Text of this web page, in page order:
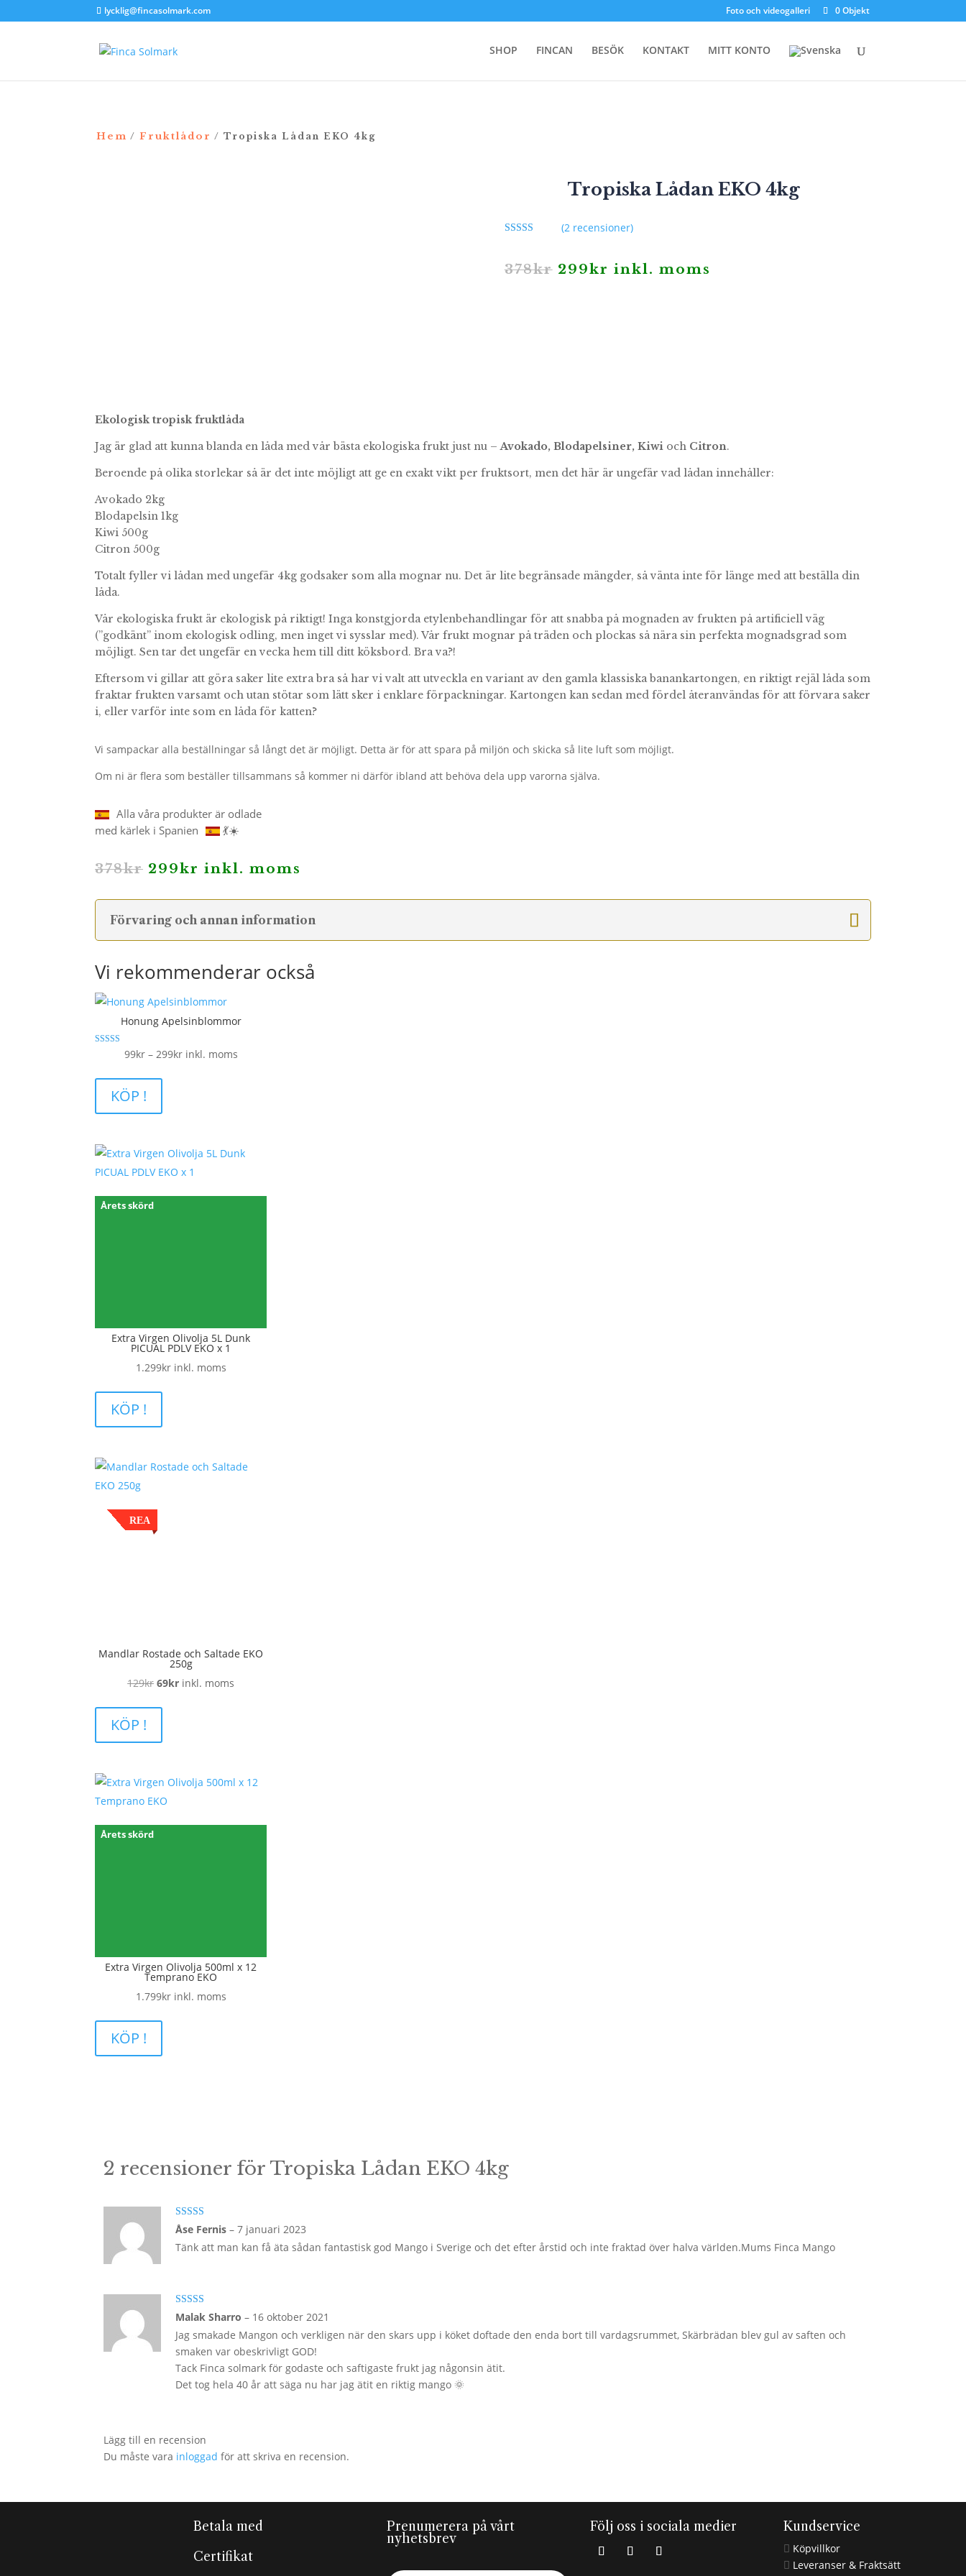
lycklig@fincasolmark.com Foto och videogalleri 0 Objekt
SHOP FINCAN BESÖK KONTAKT MITT KONTO
Hem / Fruktlådor / Tropiska Lådan EKO 4kg
Tropiska Lådan EKO 4kg
baserat på
kundrecensio
(2 recensioner)
378kr Det
299kr Det
inkl. moms
Ekologisk tropisk fruktlåda
Jag är glad att kunna blanda en låda med vår bästa ekologiska frukt just nu –Avokado, Blodapelsiner, Kiwi och Citron.
Beroende på olika storlekar så är det inte möjligt att ge en exakt vikt per fruktsort, men det här är ungefär vad lådan innehåller:
Avokado 2kg
Blodapelsin 1kg
Kiwi 500g
Citron 500g
Totalt fyller vi lådan med ungefär 4kg godsaker som alla mognar nu. Det är lite begränsade mängder, så vänta inte för länge med att beställa din
låda.
Vår ekologiska frukt är ekologisk på riktigt! Inga konstgjorda etylenbehandlingar för att snabba på mognaden av frukten på artificiell väg
(”godkänt” inom ekologisk odling, men inget vi sysslar med). Vår frukt mognar på träden och plockas så nära sin perfekta mognadsgrad som
möjligt. Sen tar det ungefär en vecka hem till ditt köksbord. Bra va?!
Eftersom vi gillar att göra saker lite extra bra så har vi valt att utveckla en variant av den gamla klassiska banankartongen, en riktigt rejäl låda som
fraktar frukten varsamt och utan stötar som lätt sker i enklare förpackningar. Kartongen kan sedan med fördel återanvändas för att förvara saker
i, eller varför inte som en låda för katten?
Vi sampackar alla beställningar så långt det är möjligt. Detta är för att spara på miljön och skicka så lite luft som möjligt.
Om ni är flera som beställer tillsammans så kommer ni därför ibland att behöva dela upp varorna själva.
Alla våra produkter är odlade
med kärlek i Spanien
💃☀️
378kr Det
378kr.
299kr Det
299kr.
inkl. moms
Förvaring och annan information
Vi rekommenderar också
Honung Apelsinblommor
Betygsatt99kr – 299krPrisintervall:
inkl. moms
KÖP !
Årets skörd
Extra Virgen Olivolja 5L Dunk
PICUAL PDLV EKO x 1
1.299kr inkl. moms
KÖP !
REA
Mandlar Rostade och Saltade EKO
250g
129kr Det
var:
69krDet
inkl. moms
KÖP !
Årets skörd
Extra Virgen Olivolja 500ml x 12
Temprano EKO
1.799kr inkl. moms
KÖP !
2 recensioner för Tropiska Lådan EKO 4kg
Betygsatt5
av 5
Åse Fernis– 7 januari 2023
Tänk att man kan få äta sådan fantastisk god Mango i Sverige och det efter årstid och inte fraktad över halva världen.Mums Finca Mango
Betygsatt5
av 5
Malak Sharro– 16 oktober 2021
Jag smakade Mangon och verkligen när den skars upp i köket doftade den enda bort till vardagsrummet, Skärbrädan blev gul av saften och
smaken var obeskrivligt GOD!
Tack Finca solmark för godaste och saftigaste frukt jag någonsin ätit.
Det tog hela 40 år att säga nu har jag ätit en riktig mango 🌞
Lägg till en recension
Du måste vara inloggad för att skriva en recension.
Betala med
Certifikat
Prenumerera på vårt
nyhetsbrev
Följ oss i sociala medier Kundservice
 Köpvillkor
 Leveranser & Fraktsätt